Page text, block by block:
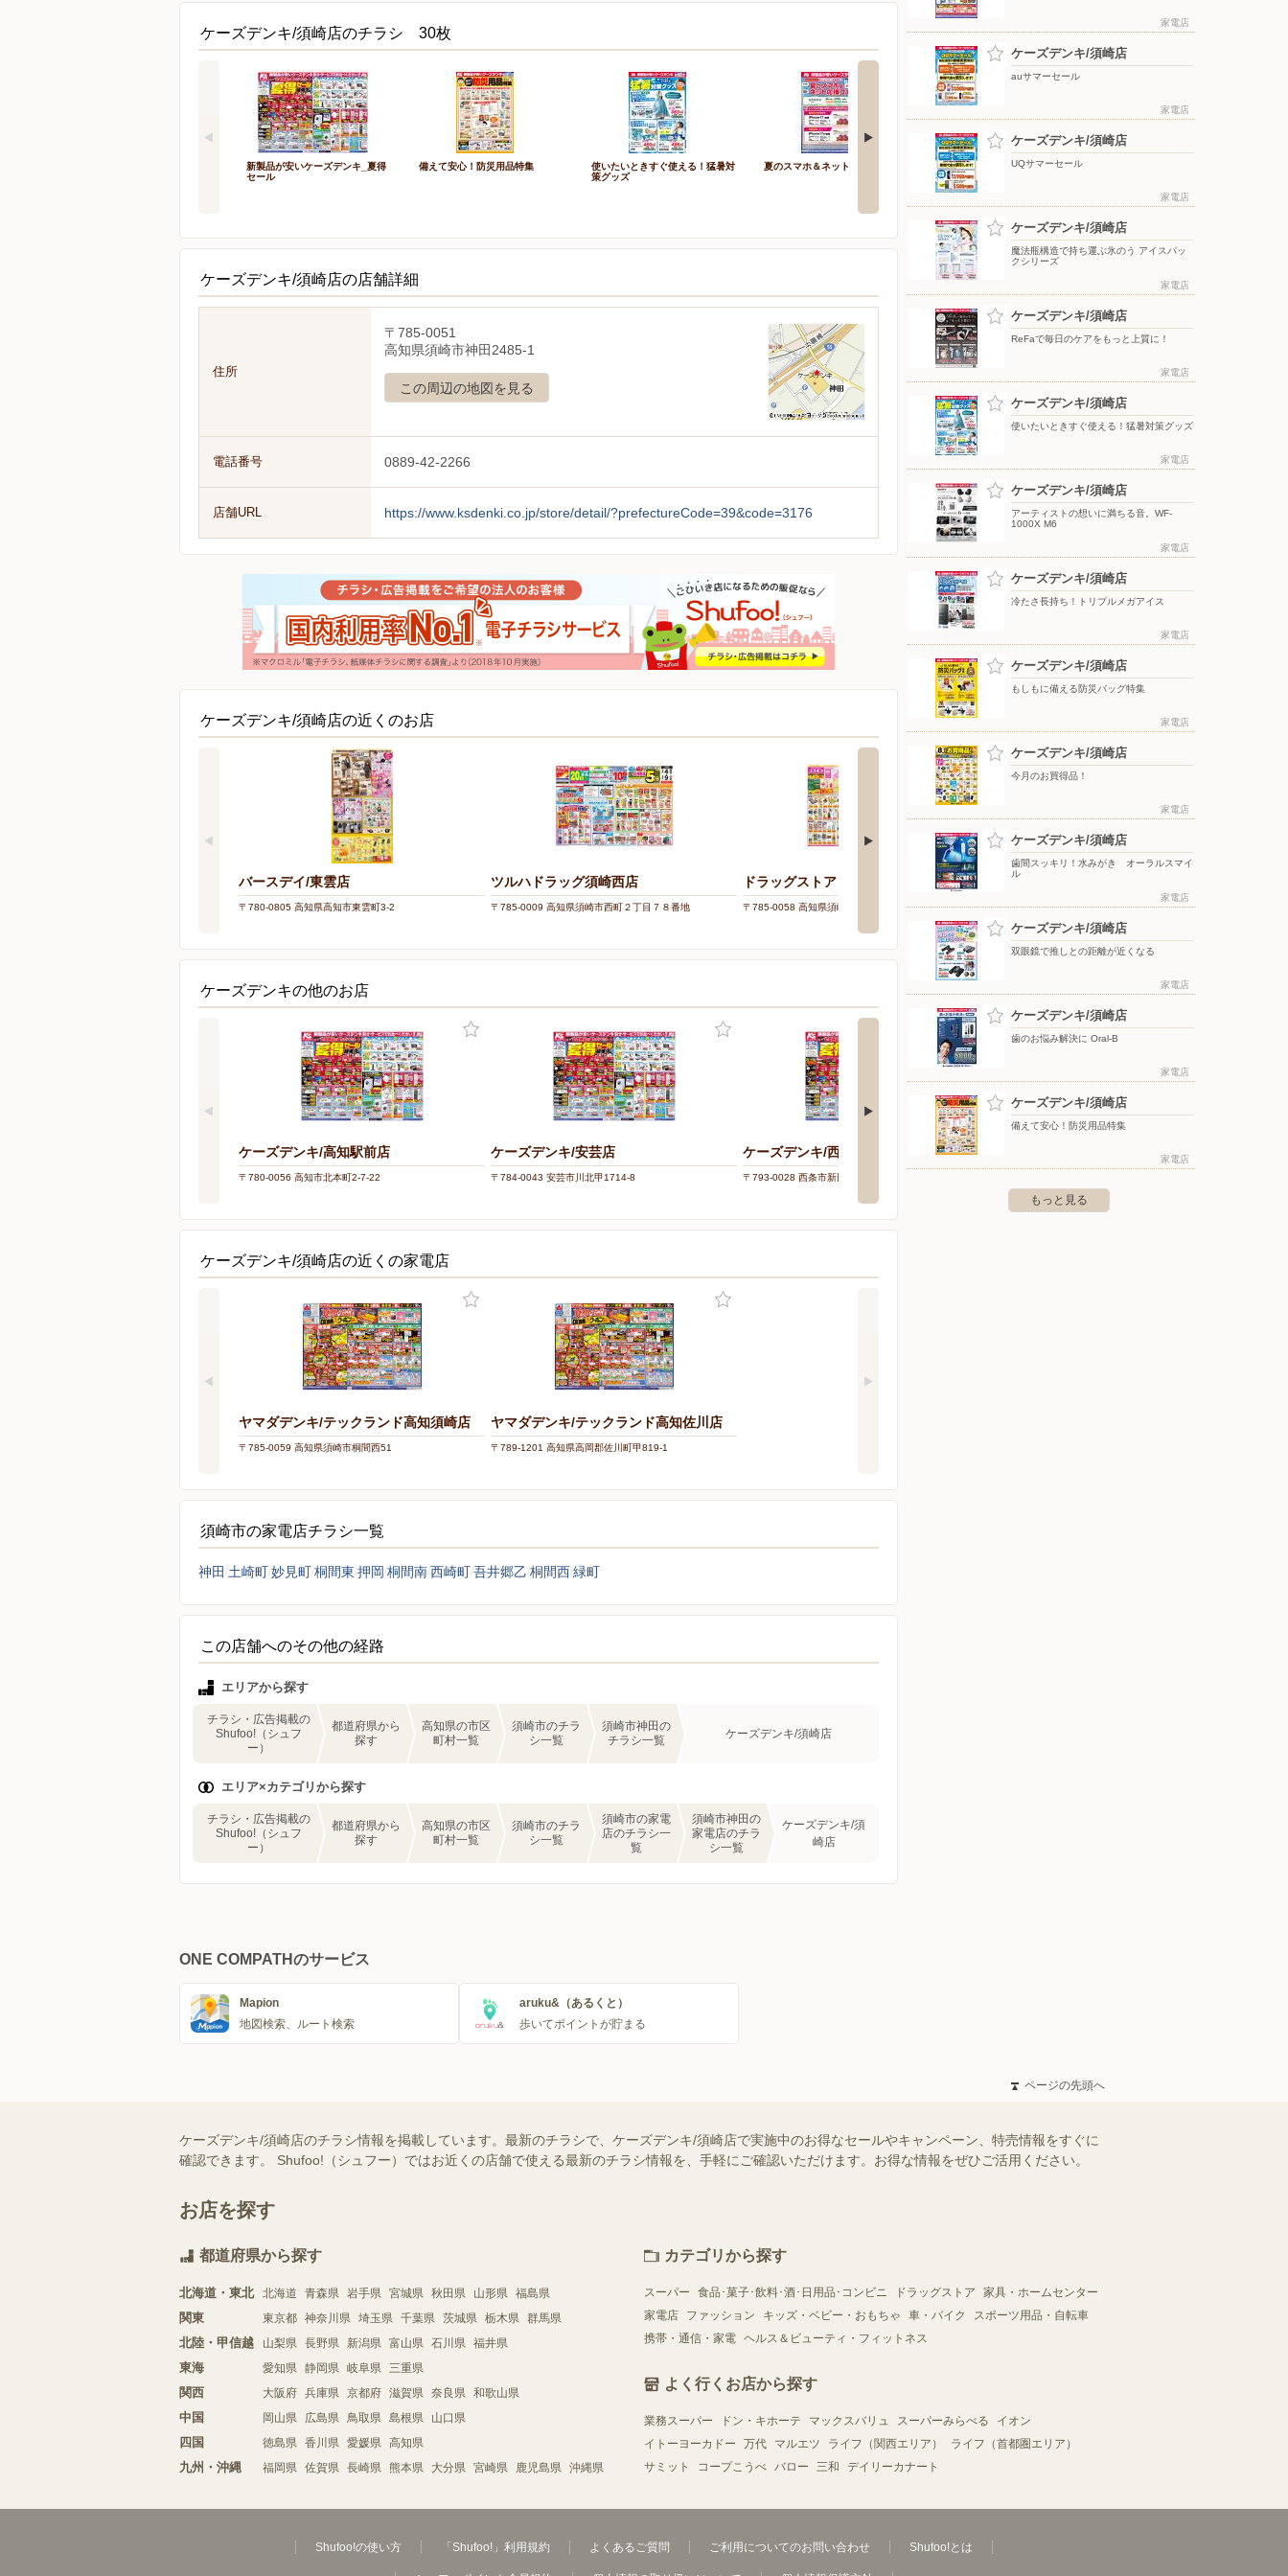
ケーズデンキ/須崎店のチラシ 30枚
新製品が安いケーズデンキ_夏得
セール
備えて安心！防災用品特集
使いたいときすぐ使える！猛暑対
策グッズ
夏のスマホ＆ネット応援フェア 夏のスマホ＆ネット応援フェア
ケーズデンキ/須崎店の店舗詳細
住所
〒785-0051
高知県須崎市神田2485-1
この周辺の地図を見る
電話番号 0889-42-2266
店舗URL https://www.ksdenki.co.jp/store/detail/?prefectureCode=39&code=3176
ケーズデンキ/須崎店の近くのお店
バースデイ/東雲店
〒780-0805 高知県高知市東雲町3-2
ツルハドラッグ須崎西店
〒785-0009 高知県須崎市西町２丁目７８番地
ドラッグストアコスモス/須崎店
〒785-0058 高知県須崎市桐間南98
買取大吉/高知はりまや町店
〒780-0822 高知県高知市はりまや町3丁目1番地18 こう
ち橋ビル1階
ケーズデンキの他のお店
ケーズデンキ/高知駅前店
〒780-0056 高知市北本町2-7-22
ケーズデンキ/安芸店
〒784-0043 安芸市川北甲1714-8
ケーズデンキ/西条店
〒793-0028 西条市新田162-2
ケーズデンキ/須崎店の近くの家電店
ヤマダデンキ/テックランド高知須崎店
〒785-0059 高知県須崎市桐間西51
ヤマダデンキ/テックランド高知佐川店
〒789-1201 高知県高岡郡佐川町甲819-1
須崎市の家電店チラシ一覧
神田 土崎町妙見町桐間東 押岡 桐間南西崎町吾井郷乙 桐間西緑町
この店舗へのその他の経路
エリアから探す
チラシ・広告掲載の
Shufoo!（シュフ
ー）
都道府県から
探す
高知県の市区
町村一覧
須崎市のチラ
シ一覧
須崎市神田の
チラシ一覧
ケーズデンキ/須崎店
エリア×カテゴリから探す
チラシ・広告掲載の
Shufoo!（シュフ
ー）
都道府県から
探す
高知県の市区
町村一覧
須崎市のチラ
シ一覧
須崎市の家電
店のチラシ一
覧
須崎市神田の
家電店のチラ
シ一覧
ケーズデンキ/須
崎店
家電店
ケーズデンキ/須崎店
auサマーセール
家電店
ケーズデンキ/須崎店
UQサマーセール
家電店
ケーズデンキ/須崎店
魔法瓶構造で持ち運ぶ氷のう アイスパッ
クシリーズ
家電店
ケーズデンキ/須崎店
ReFaで毎日のケアをもっと上質に！
家電店
ケーズデンキ/須崎店
使いたいときすぐ使える！猛暑対策グッズ
家電店
ケーズデンキ/須崎店
アーティストの想いに満ちる音。WF-
1000X M6
家電店
ケーズデンキ/須崎店
冷たさ長持ち！トリプルメガアイス
家電店
ケーズデンキ/須崎店
もしもに備える防災バッグ特集
家電店
ケーズデンキ/須崎店
今月のお買得品！
家電店
ケーズデンキ/須崎店
歯間スッキリ！水みがき オーラルスマイ
ル
家電店
ケーズデンキ/須崎店
双眼鏡で推しとの距離が近くなる
家電店
ケーズデンキ/須崎店
歯のお悩み解決に Oral-B
家電店
ケーズデンキ/須崎店
備えて安心！防災用品特集
家電店
もっと見る
ONE COMPATHのサービス
Mapion
地図検索、ルート検索
aruku&（あるくと）
歩いてポイントが貯まる
ページの先頭へ
ケーズデンキ/須崎店のチラシ情報を掲載しています。最新のチラシで、ケーズデンキ/須崎店で実施中のお得なセールやキャンペーン、特売情報をすぐに
確認できます。 Shufoo!（シュフー）ではお近くの店舗で使える最新のチラシ情報を、手軽にご確認いただけます。お得な情報をぜひご活用ください。
お店を探す
都道府県から探す
北海道・東北 北海道 青森県 岩手県 宮城県 秋田県 山形県 福島県
関東 東京都 神奈川県 埼玉県 千葉県 茨城県 栃木県 群馬県
北陸・甲信越 山梨県 長野県 新潟県 富山県 石川県 福井県
東海 愛知県 静岡県 岐阜県 三重県
関西 大阪府 兵庫県 京都府 滋賀県 奈良県 和歌山県
中国 岡山県 広島県 鳥取県 島根県 山口県
四国 徳島県 香川県 愛媛県 高知県
九州・沖縄 福岡県 佐賀県 長崎県 熊本県 大分県 宮崎県 鹿児島県 沖縄県
カテゴリから探す
スーパー 食品･菓子･飲料･酒･日用品･コンビニ ドラッグストア
家具・ホームセンター
家電店
ファッション キッズ・ベビー・おもちゃ 車・バイク
スポーツ用品・自転車
携帯・通信・家電 ヘルス＆ビューティ・フィットネス
よく行くお店から探す
業務スーパー ドン・キホーテ マックスバリュ スーパーみらべる
イオン
イトーヨーカドー
万代 マルエツ ライフ（関西エリア）
ライフ（首都圏エリア）
サミット
コープこうべ バロー 三和 デイリーカナート
Shufoo!の使い方 「Shufoo!」利用規約 よくあるご質問 ご利用についてのお問い合わせ Shufoo!とは